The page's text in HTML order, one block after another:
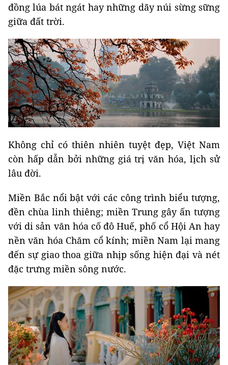
đồng lúa bát ngát hay những dãy núi sừng sững
giữa đất trời.
Không chỉ có thiên nhiên tuyệt đẹp, Việt Nam
còn hấp dẫn bởi những giá trị văn hóa, lịch sử
lâu đời.
Miền Bắc nổi bật với các công trình biểu tượng,
đền chùa linh thiêng; miền Trung gây ấn tượng
với di sản văn hóa cố đô Huế, phố cổ Hội An hay
nền văn hóa Chăm cổ kính; miền Nam lại mang
đến sự giao thoa giữa nhịp sống hiện đại và nét
đặc trưng miền sông nước.